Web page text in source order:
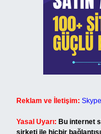
Reklam ve İletişim:
Yasal Uyarı: Bu internet
şirketi ile hiçbir